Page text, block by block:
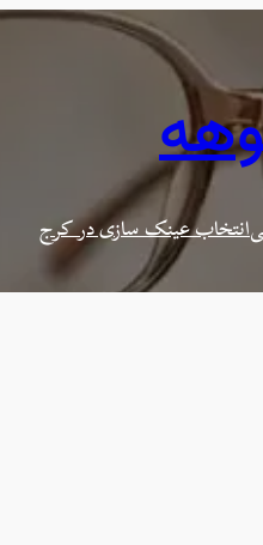
انتخاب عینک سازی در کرج